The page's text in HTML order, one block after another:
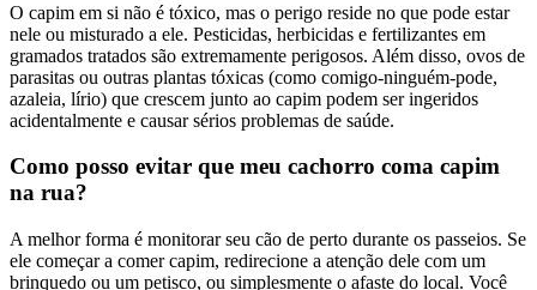
O capim em si não é tóxico, mas o perigo reside no que pode estar
nele ou misturado a ele. Pesticidas, herbicidas e fertilizantes em
gramados tratados são extremamente perigosos. Além disso, ovos de
parasitas ou outras plantas tóxicas (como comigo-ninguém-pode,
azaleia, lírio) que crescem junto ao capim podem ser ingeridos
acidentalmente e causar sérios problemas de saúde.
Como posso evitar que meu cachorro coma capim
na rua?
A melhor forma é monitorar seu cão de perto durante os passeios. Se
ele começar a comer capim, redirecione a atenção dele com um
brinquedo ou um petisco, ou simplesmente o afaste do local. Você